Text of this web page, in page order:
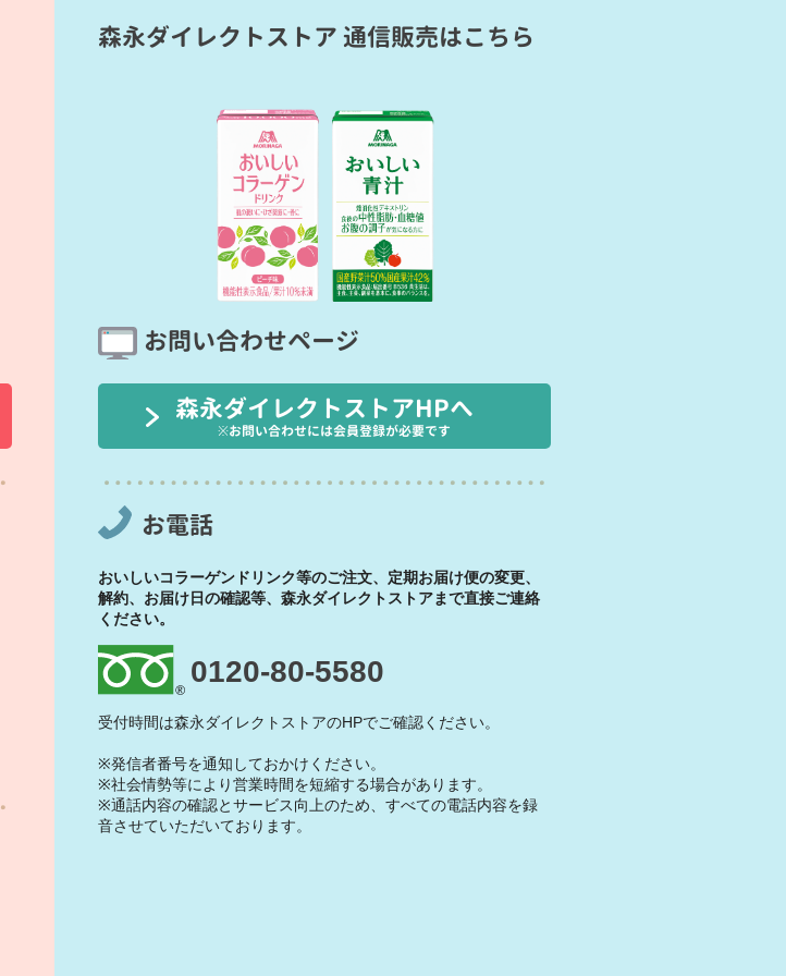
森永ダイレクトストア 通信販売はこちら
お問い合わせページ
森永ダイレクトストアHPへ
※お問い合わせには会員登録が必要です
お電話
おいしいコラーゲンドリンク等のご注文、定期お届け便の変更、
解約、お届け日の確認等、森永ダイレクトストアまで直接ご連絡
ください。
0120-80-5580
受付時間は森永ダイレクトストアのHPでご確認ください。
※発信者番号を通知しておかけください。
※社会情勢等により営業時間を短縮する場合があります。
※通話内容の確認とサービス向上のため、すべての電話内容を録
音させていただいております。